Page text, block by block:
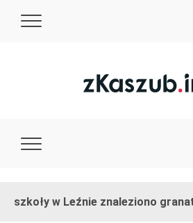
szkoły w Leźnie znaleziono granat!